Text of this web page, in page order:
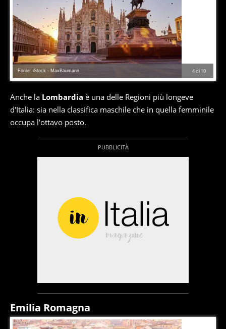
4di 10
Fonte: iStock - MaxBaumann
Anche la Lombardia è una delle Regioni più longeve
d'Italia: sia nella classifica maschile che in quella femminile
occupa l'ottavo posto.
Emilia Romagna